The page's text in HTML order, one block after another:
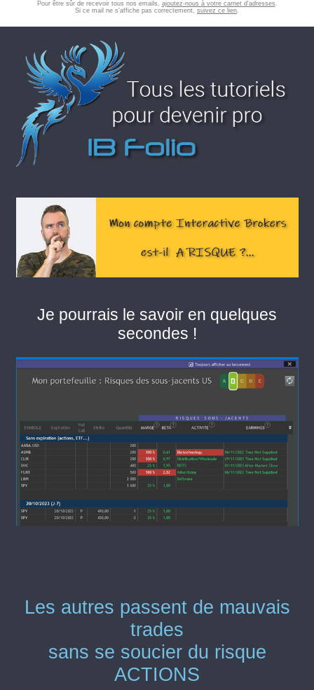
Pour être sûr de recevoir tous nos emails, ajoutez-nous à votre carnet d'adresses.
Si ce mail ne s'affiche pas correctement, suivez ce lien.
Je pourrais le savoir en quelques
secondes !
Les autres passent de mauvais
trades
sans se soucier du risque
ACTIONS